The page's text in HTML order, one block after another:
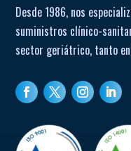
Desde 1986, nos
suministros clínico-
sector geriátrico, tanto